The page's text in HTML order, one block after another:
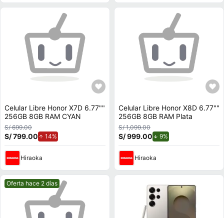
Celular Libre Honor X7D 6.77""
256GB 8GB RAM CYAN
S/ 699.00
S/ 799.00 14%
Hiraoka
Celular Libre Honor X8D 6.77""
256GB 8GB RAM Plata
S/ 1,099.00
S/ 999.00 9%
Hiraoka
Mejor precio.
Oferta hace 2 días